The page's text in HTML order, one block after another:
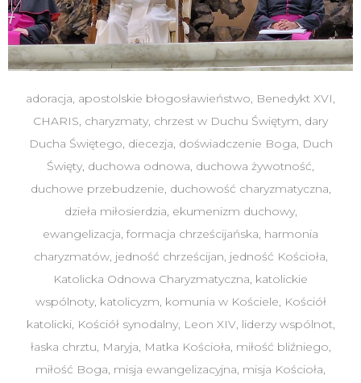
adoracja, apostolskie błogosławieństwo, Benedykt XVI,
CHARIS, charyzmaty, chrzest w Duchu Świętym, dary
Ducha Świętego, diecezja, doświadczenie Boga, Duch
Święty, duchowa odnowa, duchowa żywotność,
duchowe przebudzenie, duchowość charyzmatyczna,
dzieła miłosierdzia, ekumenizm duchowy,
ewangelizacja, formacja chrześcijańska, harmonia
charyzmatów, jedność chrześcijan, jedność Kościoła,
Katolicka Odnowa Charyzmatyczna, katolickie
wspólnoty, katolicyzm, komunia w Kościele, Kościół
katolicki, Kościół synodalny, Leon XIV, liderzy wspólnot,
łaska chrztu, Maryja, Matka Kościoła, miłość bliźniego,
miłość Boga, misja ewangelizacyjna, misja Kościoła,